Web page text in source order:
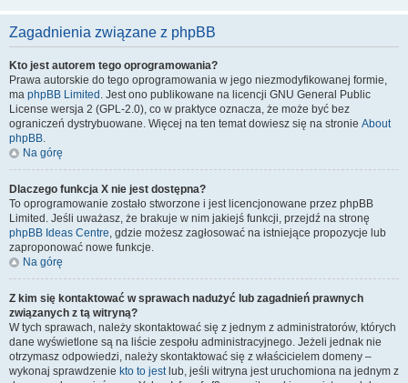
Zagadnienia związane z phpBB
Kto jest autorem tego oprogramowania?
Prawa autorskie do tego oprogramowania w jego niezmodyfikowanej formie,
ma phpBB Limited . Jest ono publikowane na licencji GNU General Public
License wersja 2 (GPL-2.0), co w praktyce oznacza, że może być bez
ograniczeń dystrybuowane. Więcej na ten temat dowiesz się na stronie About
phpBB.
Na górę
Dlaczego funkcja X nie jest dostępna?
To oprogramowanie zostało stworzone i jest licencjonowane przez phpBB
Limited. Jeśli uważasz, że brakuje w nim jakiejś funkcji, przejdź na stronę
phpBB Ideas Centre, gdzie możesz zagłosować na istniejące propozycje lub
zaproponować nowe funkcje.
Na górę
Z kim się kontaktować w sprawach nadużyć lub zagadnień prawnych
związanych z tą witryną?
W tych sprawach, należy skontaktować się z jednym z administratorów, których
dane wyświetlone są na liście zespołu administracyjnego. Jeżeli jednak nie
otrzymasz odpowiedzi, należy skontaktować się z właścicielem domeny –
wykonaj sprawdzenie kto to jestlub, jeśli witryna jest uruchomiona na jednym z